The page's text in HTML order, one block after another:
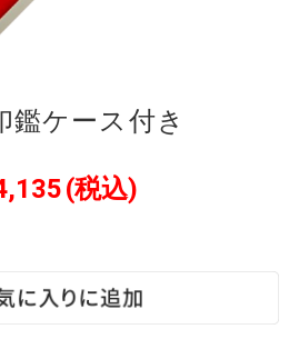
鑑ケース付き
(税込)